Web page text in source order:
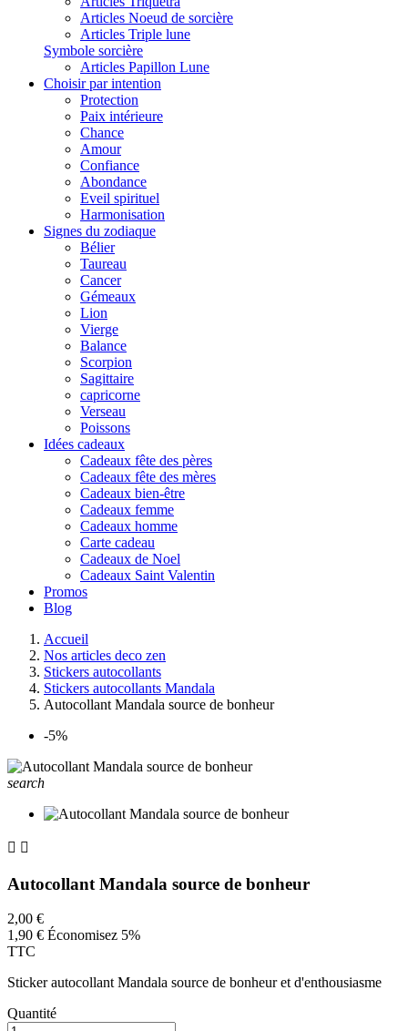
Articles Noeud de sorcière
Articles Triple lune
Symbole sorcière
Articles Papillon Lune
Choisir par intention
Protection
Paix intérieure
Chance
Amour
Confiance
Abondance
Eveil spirituel
Harmonisation
Signes du zodiaque
Bélier
Taureau
Cancer
Gémeaux
Lion
Vierge
Balance
Scorpion
Sagittaire
capricorne
Verseau
Poissons
Idées cadeaux
Cadeaux fête des pères
Cadeaux fête des mères
Cadeaux bien-être
Cadeaux femme
Cadeaux homme
Carte cadeau
Cadeaux de Noel
Cadeaux Saint Valentin
Promos
Blog
Accueil
Nos articles deco zen
Stickers autocollants
Stickers autocollants Mandala
Autocollant Mandala source de bonheur
-5%
search
 
Autocollant Mandala source de bonheur
2,00 €
1,90 € Économisez 5%
TTC
Sticker autocollant Mandala source de bonheur et d'enthousiasme
Quantité